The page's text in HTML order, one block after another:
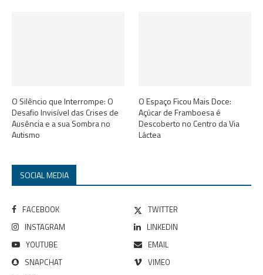
O Silêncio que Interrompe: O
Desafio Invisível das Crises de
Ausência e a sua Sombra no
Autismo
O Espaço Ficou Mais Doce:
Açúcar de Framboesa é
Descoberto no Centro da Via
Láctea
SOCIAL MEDIA
FACEBOOK
TWITTER
INSTAGRAM
LINKEDIN
YOUTUBE
EMAIL
SNAPCHAT
VIMEO